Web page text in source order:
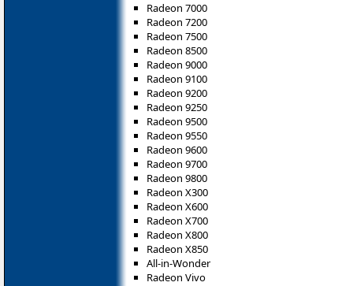
Radeon 7000
Radeon 7200
Radeon 7500
Radeon 8500
Radeon 9000
Radeon 9100
Radeon 9200
Radeon 9250
Radeon 9500
Radeon 9550
Radeon 9600
Radeon 9700
Radeon 9800
Radeon X300
Radeon X600
Radeon X700
Radeon X800
Radeon X850
All-in-Wonder
Radeon Vivo